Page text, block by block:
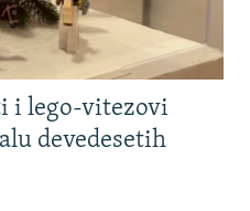
i lego-vitezovi
devedesetih